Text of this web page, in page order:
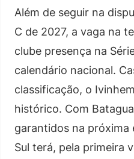
Além de seguir na
C de 2027, a vaga na
clube presença na
calendário nacional.
classificação, o
histórico. Com
garantidos na próxima
Sul terá, pela primeira